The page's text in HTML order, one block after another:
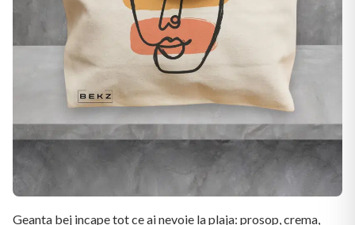
Geanta bej incape tot ce ai nevoie la plaja: prosop, crema,